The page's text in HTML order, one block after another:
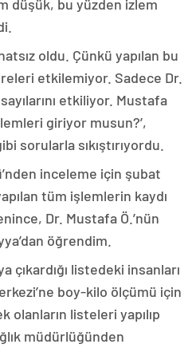
düşük, bu yüzden izlem
oldu. Çünkü yapılan bu
etkilemiyor. Sadece Dr.
etkiliyor. Mustafa
giriyor musun?’,
sorularla sıkıştırıyordu.
inceleme için şubat
tüm işlemlerin kaydı
Dr. Mustafa Ö.’nün
öğrendim.
çıkardığı listedeki insanları
boy-kilo ölçümü için
olanların listeleri yapılıp
müdürlüğünden